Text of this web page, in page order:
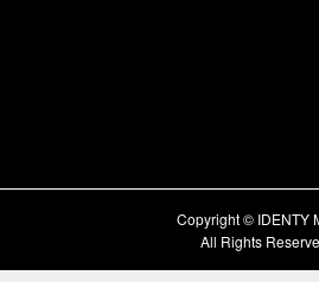
Copyright © IDENTY
All Rights